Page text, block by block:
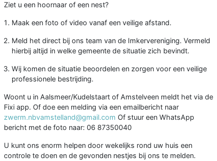
Ziet u een hoornaar of een nest?
Maak een foto of video vanaf een veilige afstand.
Meld het direct bij ons team van de Imkervereniging. Vermeld
hierbij altijd in welke gemeente de situatie zich bevindt.
Wij komen de situatie beoordelen en zorgen voor een veilige
professionele bestrijding.
Woont u in Aalsmeer/Kudelstaart of Amstelveen meldt het via de
Fixi app. Of doe een melding via een emailbericht naar
zwerm.nbvamstelland@gmail.com Of stuur een WhatsApp
bericht met de foto naar: 06 87350040
U kunt ons enorm helpen door wekelijks rond uw huis een
controle te doen en de gevonden nestjes bij ons te melden.